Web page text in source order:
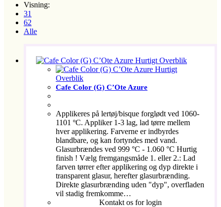
Visning:
31
62
Alle
Hurtigt Overblik
Hurtigt
Overblik
Cafe Color (G) C’Ote Azure
Applikeres på lertøj/bisque forglødt ved 1060-
1101 ºC. Appliker 1-3 lag, lad tørre mellem
hver applikering. Farverne er indbyrdes
blandbare, og kan fortyndes med vand.
Glasurbrændes ved 999 °C - 1.060 °C Hurtig
finish ! Vælg fremgangsmåde 1. eller 2.: Lad
farven tørrer efter applikering og dyp direkte i
transparent glasur, herefter glasurbrænding.
Direkte glasurbrænding uden "dyp", overfladen
vil stadig fremkomme…
Kontakt os for login